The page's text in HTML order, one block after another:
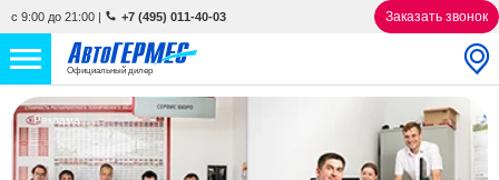
с 9:00 до 21:00 | +7 (495) 011-40-03 Заказать звонок
Официальный дилер
НОВЫЕ АВТОМОБИЛИ
С ПРОБЕГОМ 848 авто
Реклама